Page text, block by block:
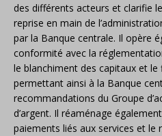
des différents acteurs et clarifie
reprise en main de
par la Banque centrale. Il opère
conformité avec la
le blanchiment des capitaux et
permettant ainsi à la Banque
recommandations du Groupe
d’argent. Il réaménage
paiements liés aux services et le